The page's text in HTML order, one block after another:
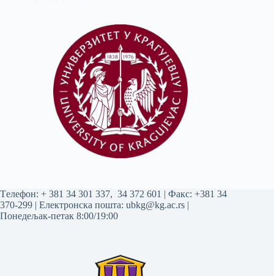
Tелефон: + 381 34 301 337, 34 372 601 | Факс: +381 34
370-299 | Електронска пошта: ubkg@kg.ac.rs |
Понедељак-петак 8:00/19:00